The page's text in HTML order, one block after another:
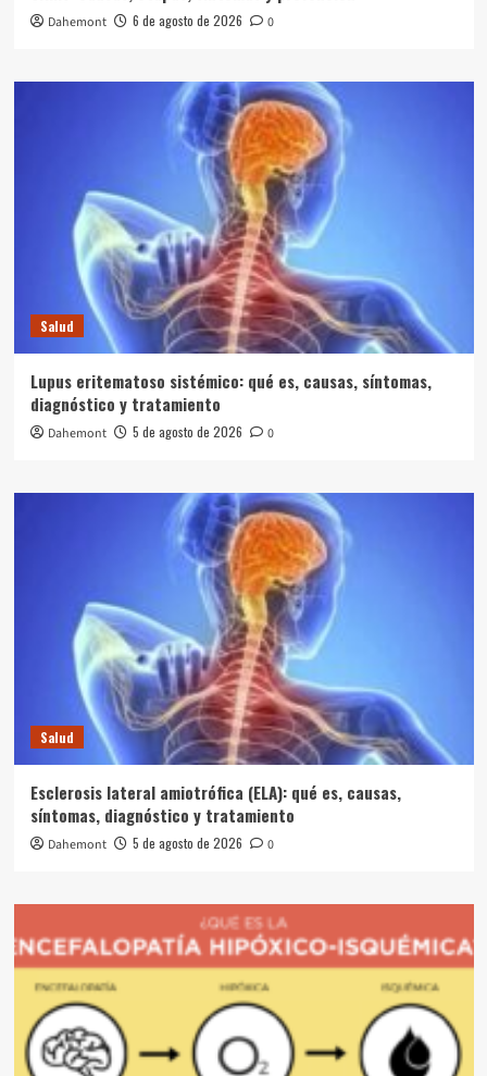
Dahemont 6 de agosto de 2026 0
Salud
Lupus eritematoso sistémico: qué es, causas, síntomas,
diagnóstico y tratamiento
Dahemont 5 de agosto de 2026 0
Salud
Esclerosis lateral amiotrófica (ELA): qué es, causas,
síntomas, diagnóstico y tratamiento
Dahemont 5 de agosto de 2026 0